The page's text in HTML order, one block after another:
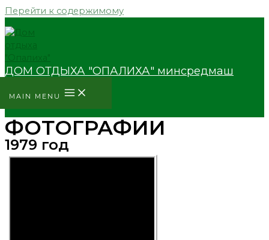
Перейти к содержимому
ДОМ ОТДЫХА "ОПАЛИХА" минсредмаш
MAIN MENU
ФОТОГРАФИИ
1979 год